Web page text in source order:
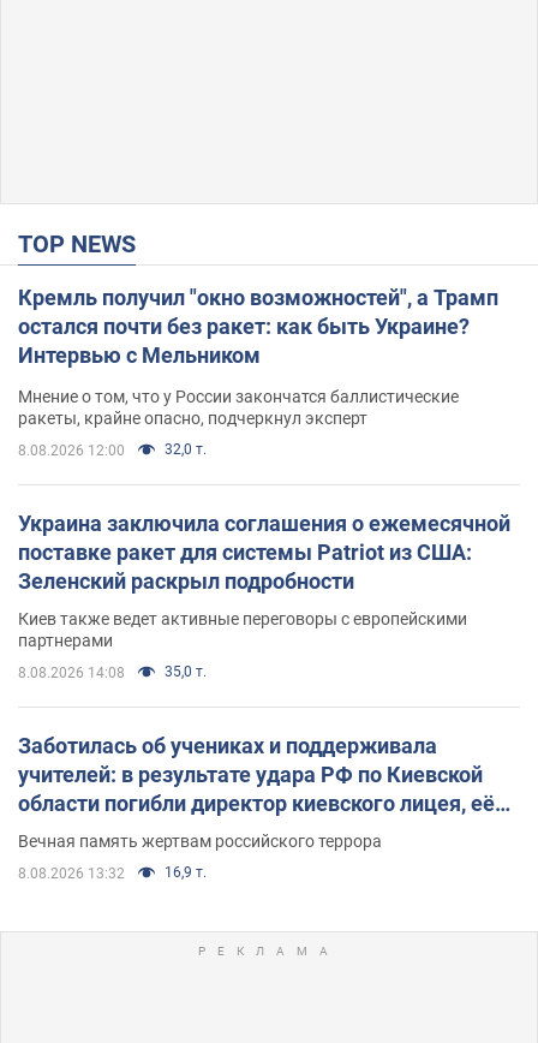
TOP NEWS
Кремль получил "окно возможностей", а Трамп
остался почти без ракет: как быть Украине?
Интервью с Мельником
Мнение о том, что у России закончатся баллистические
ракеты, крайне опасно, подчеркнул эксперт
8.08.2026 12:00 32,0 т.
Украина заключила соглашения о ежемесячной
поставке ракет для системы Patriot из США:
Зеленский раскрыл подробности
Киев также ведет активные переговоры с европейскими
партнерами
8.08.2026 14:08 35,0 т.
Заботилась об учениках и поддерживала
учителей: в результате удара РФ по Киевской
области погибли директор киевского лицея, её
муж и внук
Вечная память жертвам российского террора
8.08.2026 13:32 16,9 т.